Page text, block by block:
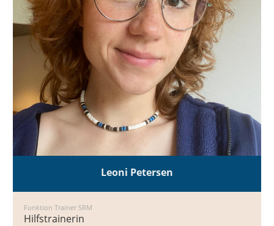
Leoni Petersen
Funktion Trainer SRM
Hilfstrainerin